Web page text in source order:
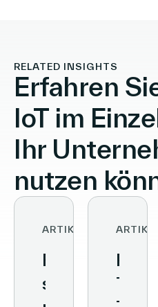
RELATED INSIGHTS
Erfahren
IoT im
Ihr
nutzen
ARTIKEL
From
streamlined
ARTIKEL
Retail